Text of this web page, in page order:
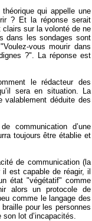
qui appelle une
? Et la réponse serait
clairs sur la volonté de ne
dans les sondages sont
vous mourir dans
?". La réponse est
le rédacteur des
sera en situation. La
valablement déduite des
communication d’une
toujours être établie et
de communication (la
est capable de réagir, il
état "végétatif" comme
alors un protocole de
comme le langage des
pour les personnes
lot d’incapacités.